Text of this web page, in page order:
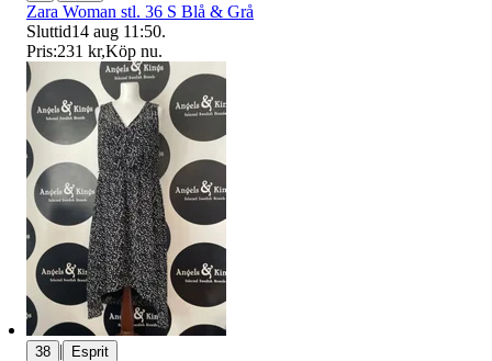
Zara Woman stl. 36 S Blå & Grå
Sluttid14 aug 11:50.
Pris:231 kr,Köp nu.
38 | Esprit